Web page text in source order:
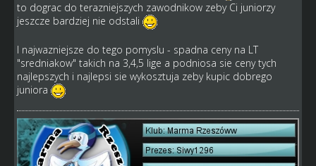
to dograc do terazniejszych zawodnikow zeby Ci juniorzy
jeszcze bardziej nie odstali
I najwazniejsze do tego pomyslu - spadna ceny na LT
"sredniakow" takich na 3,4,5 lige a podniosa sie ceny tych
najlepszych i najlepsi sie wykosztuja zeby kupic dobrego
juniora